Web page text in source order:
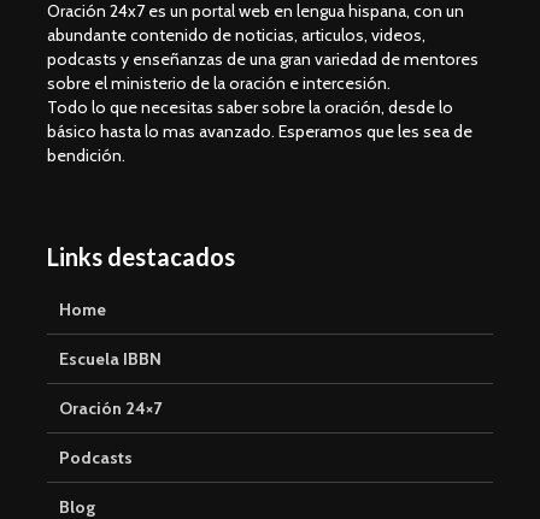
Oración 24x7 es un portal web en lengua hispana, con un
abundante contenido de noticias, articulos, videos,
podcasts y enseñanzas de una gran variedad de mentores
sobre el ministerio de la oración e intercesión.
Todo lo que necesitas saber sobre la oración, desde lo
básico hasta lo mas avanzado. Esperamos que les sea de
bendición.
Links destacados
Home
Escuela IBBN
Oración 24×7
Podcasts
Blog